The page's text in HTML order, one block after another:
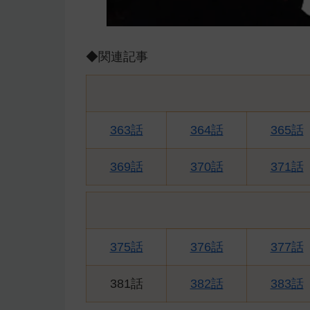
◆関連記事
363話 364話 365話
369話 370話 371話
375話 376話 377話
381話 382話 383話